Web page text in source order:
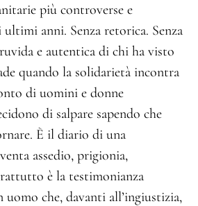
più controverse e
anni. Senza retorica. Senza
e autentica di chi ha visto
quando la solidarietà incontra
di uomini e donne
di salpare sapendo che
È il diario di una
assedio, prigionia,
è la testimonianza
uomo che, davanti all’ingiustizia,